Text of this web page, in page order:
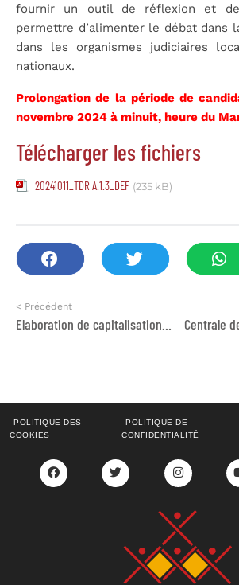
fournir un outil de réflexion et
permettre d’alimenter le débat dans
dans les organismes judiciaires
nationaux.
Prolongation de la période de
novembre 2024 à minuit, heure du
Télécharger les fichiers
20241011_TDR A.1.3_DEF (235 kB)
< Précédent
POLITIQUE DES
COOKIES
POLITIQUE DE
CONFIDENTIALITÉ